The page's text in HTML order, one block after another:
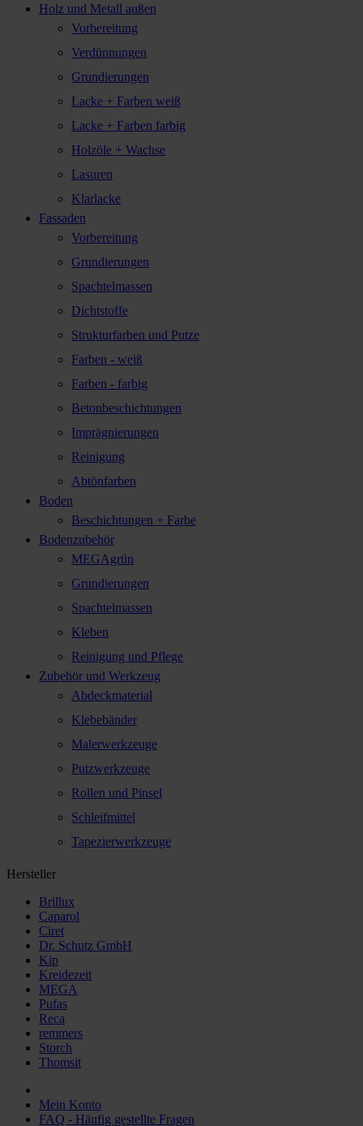
Holz und Metall außen
Vorbereitung
Verdünnungen
Grundierungen
Lacke + Farben weiß
Lacke + Farben farbig
Holzöle + Wachse
Lasuren
Klarlacke
Fassaden
Vorbereitung
Grundierungen
Spachtelmassen
Dichtstoffe
Strukturfarben und Putze
Farben - weiß
Farben - farbig
Betonbeschichtungen
Imprägnierungen
Reinigung
Abtönfarben
Boden
Beschichtungen + Farbe
Bodenzubehör
MEGAgrün
Grundierungen
Spachtelmassen
Kleben
Reinigung und Pflege
Zubehör und Werkzeug
Abdeckmaterial
Klebebänder
Malerwerkzeuge
Putzwerkzeuge
Rollen und Pinsel
Schleifmittel
Tapezierwerkzeuge
Hersteller
Brillux
Caparol
Ciret
Dr. Schutz GmbH
Kip
Kreidezeit
MEGA
Pufas
Reca
remmers
Storch
Thomsit
Mein Konto
FAQ - Häufig gestellte Fragen